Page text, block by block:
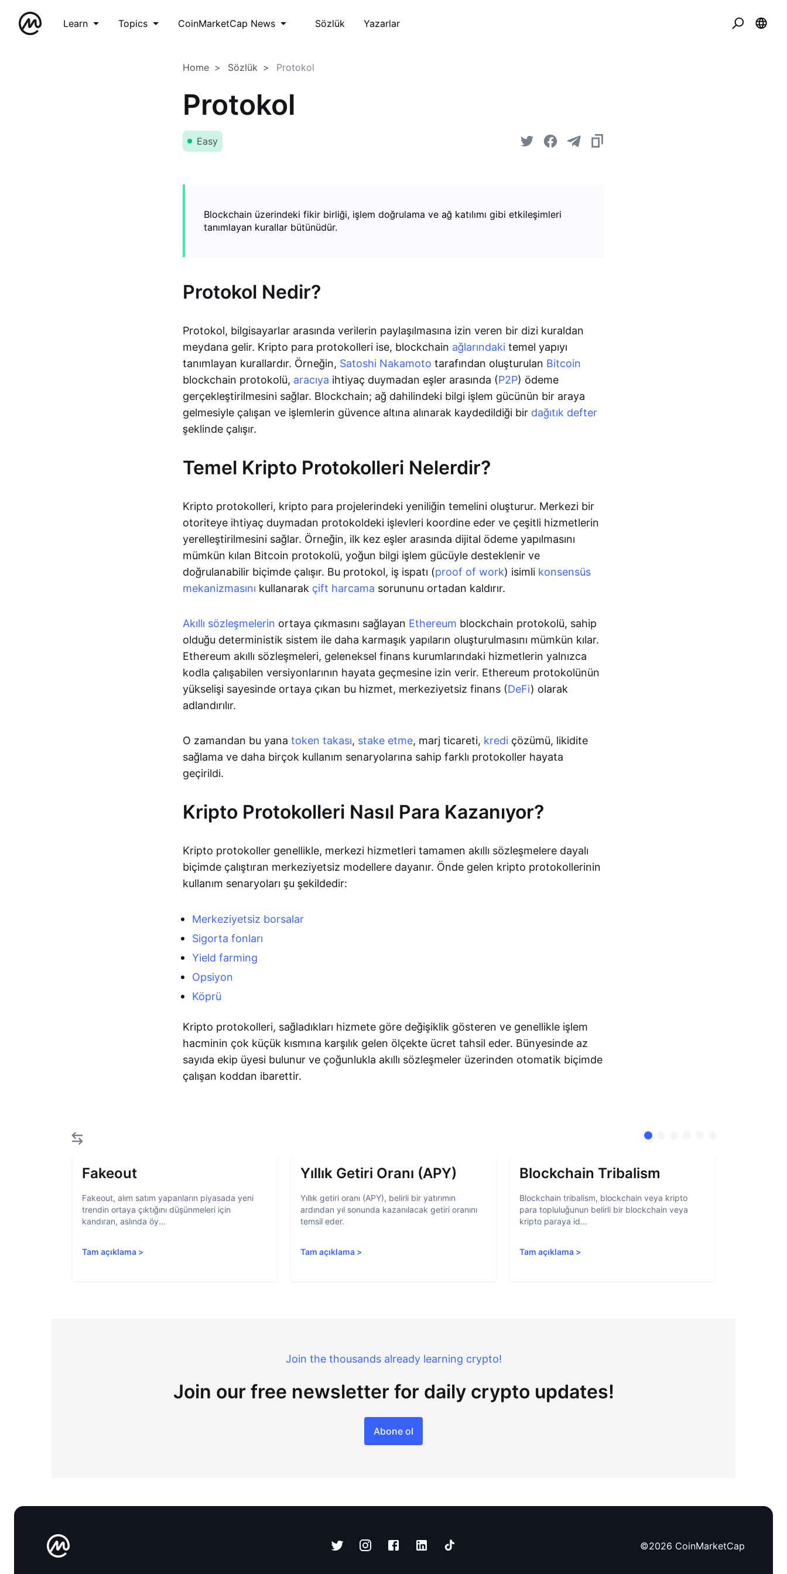
Learn Topics CoinMarketCap News Sözlük Yazarlar
Home Sözlük Protokol
Protokol
Easy
Blockchain üzerindeki fikir birliği, işlem doğrulama ve ağ katılımı gibi etkileşimleri
tanımlayan kurallar bütünüdür.
Protokol Nedir?
Protokol, bilgisayarlar arasında verilerin paylaşılmasına izin veren bir dizi kuraldan
meydana gelir. Kripto para protokolleri ise, blockchain ağlarındaki temel yapıyı
tanımlayan kurallardır. Örneğin, Satoshi Nakamoto tarafından oluşturulan Bitcoin
blockchain protokolü, aracıya ihtiyaç duymadan eşler arasında (P2P) ödeme
gerçekleştirilmesini sağlar. Blockchain; ağ dahilindeki bilgi işlem gücünün bir araya
gelmesiyle çalışan ve işlemlerin güvence altına alınarak kaydedildiği bir dağıtık defter
şeklinde çalışır.
Temel Kripto Protokolleri Nelerdir?
Kripto protokolleri, kripto para projelerindeki yeniliğin temelini oluşturur. Merkezi bir
otoriteye ihtiyaç duymadan protokoldeki işlevleri koordine eder ve çeşitli hizmetlerin
yerelleştirilmesini sağlar. Örneğin, ilk kez eşler arasında dijital ödeme yapılmasını
mümkün kılan Bitcoin protokolü, yoğun bilgi işlem gücüyle desteklenir ve
doğrulanabilir biçimde çalışır. Bu protokol, iş ispatı (proof of work) isimli konsensüs
mekanizmasını kullanarak çift harcama sorununu ortadan kaldırır.
Akıllı sözleşmelerin ortaya çıkmasını sağlayan Ethereum blockchain protokolü, sahip
olduğu deterministik sistem ile daha karmaşık yapıların oluşturulmasını mümkün kılar.
Ethereum akıllı sözleşmeleri, geleneksel finans kurumlarındaki hizmetlerin yalnızca
kodla çalışabilen versiyonlarının hayata geçmesine izin verir. Ethereum protokolünün
yükselişi sayesinde ortaya çıkan bu hizmet, merkeziyetsiz finans (DeFi) olarak
adlandırılır.
O zamandan bu yana token takası, stake etme, marj ticareti, kredi çözümü, likidite
sağlama ve daha birçok kullanım senaryolarına sahip farklı protokoller hayata
geçirildi.
Kripto Protokolleri Nasıl Para Kazanıyor?
Kripto protokoller genellikle, merkezi hizmetleri tamamen akıllı sözleşmelere dayalı
biçimde çalıştıran merkeziyetsiz modellere dayanır. Önde gelen kripto protokollerinin
kullanım senaryoları şu şekildedir:
Merkeziyetsiz borsalar
Sigorta fonları
Yield farming
Opsiyon
Köprü
Kripto protokolleri, sağladıkları hizmete göre değişiklik gösteren ve genellikle işlem
hacminin çok küçük kısmına karşılık gelen ölçekte ücret tahsil eder. Bünyesinde az
sayıda ekip üyesi bulunur ve çoğunlukla akıllı sözleşmeler üzerinden otomatik biçimde
çalışan koddan ibarettir.
Fakeout
Fakeout, alım satım yapanların piyasada yeni
trendin ortaya çıktığını düşünmeleri için
kandıran, aslında öy...
Tam açıklama >
Yıllık Getiri Oranı (APY)
Yıllık getiri oranı (APY), belirli bir yatırımın
ardından yıl sonunda kazanılacak getiri oranını
temsil eder.
Tam açıklama >
Blockchain Tribalism
Blockchain tribalism, blockchain veya kripto
para topluluğunun belirli bir blockchain veya
kripto paraya id...
Tam açıklama>
Join the thousands already learning crypto!
Join our free newsletter for daily crypto updates!
Abone ol
©2026 CoinMarketCap